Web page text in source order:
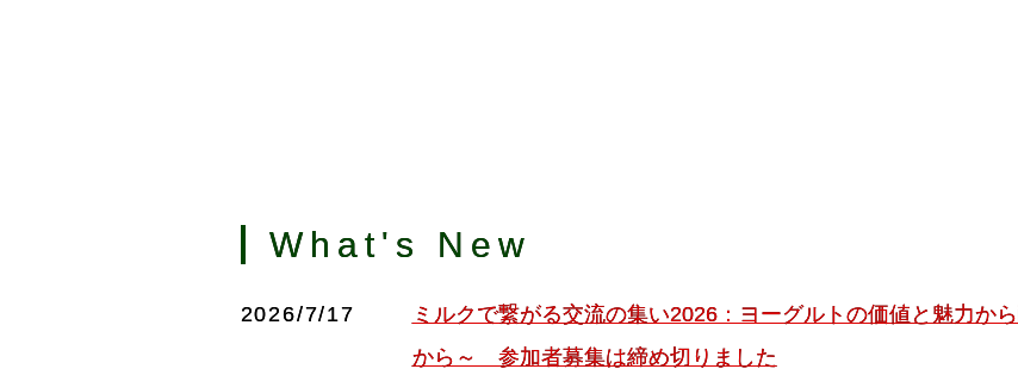
What's New
2026/7/17
ミルクで繋がる交流の集い2026：ヨーグルトの価値と魅力か
から～ 参加者募集は締め切りました